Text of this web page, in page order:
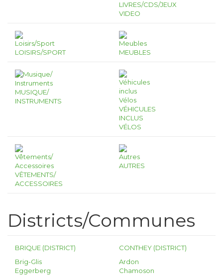
LIVRES/CDS/JEUX
VIDEO
LOISIRS/SPORT MEUBLES
MUSIQUE/
INSTRUMENTS
VÉHICULES
INCLUS
VÉLOS
VÊTEMENTS/
ACCESSOIRES
AUTRES
Districts/Communes
BRIQUE (DISTRICT)
Brig-Glis
Eggerberg
CONTHEY (DISTRICT)
Ardon
Chamoson